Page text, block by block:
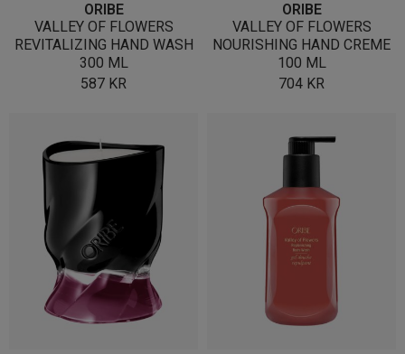
ORIBE
VALLEY OF FLOWERS
REVITALIZING HAND WASH
300 ML
587 KR
ORIBE
VALLEY OF FLOWERS
NOURISHING HAND CREME
100 ML
704 KR